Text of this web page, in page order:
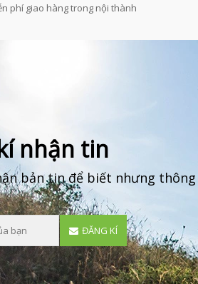
phí giao hàng trong nội thành
nhận tin
bản tin để biết nhưng
ĐĂNG KÍ